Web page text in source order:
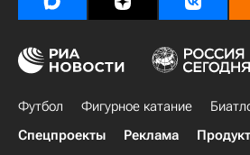
Футбол Фигурное катание
Спецпроекты
Реклама